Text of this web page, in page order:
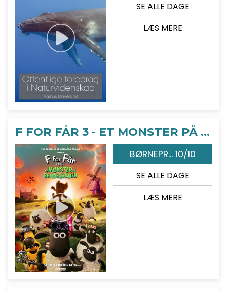
SE ALLE DAGE
LÆS MERE
F FOR FÅR 3 - ET MONSTER PÅ BONDEGÅRDEN
BØRNEPR... 10/10
SE ALLE DAGE
LÆS MERE